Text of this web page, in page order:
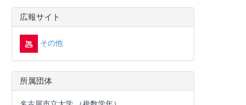
広報サイト
その他
所属団体